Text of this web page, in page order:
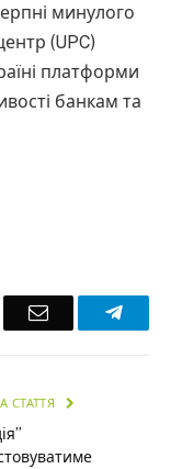
минулого
(UPC)
платформи
банкам та
Email
СТАТТЯ